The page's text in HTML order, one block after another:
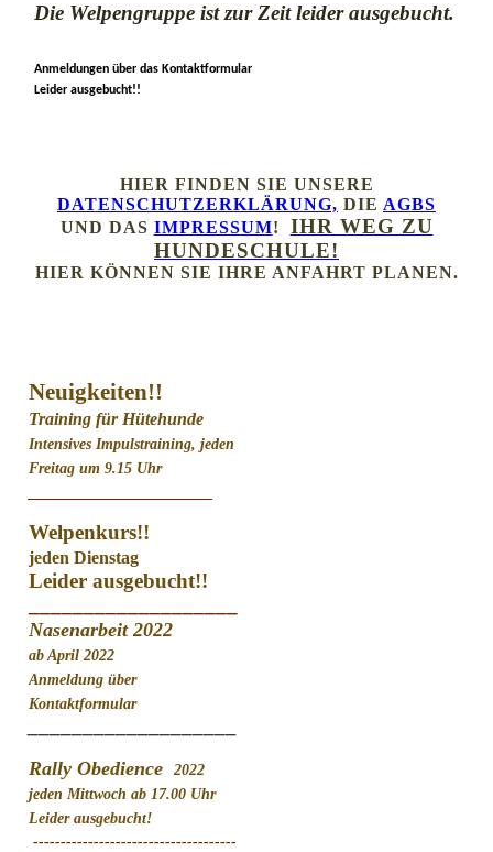
Die Welpengruppe ist zur Zeit leider ausgebucht.
Anmeldungen über das Kontaktformular
Leider ausgebucht!!
HIER FINDEN SIE UNSERE
DATENSCHUTZERKLÄRUNG, DIE AGBS
UND DAS IMPRESSUM! IHR WEG ZU
HUNDESCHULE!
HIER KÖNNEN SIE IHRE ANFAHRT PLANEN.
Neuigkeiten!!
Training für Hütehunde
Intensives Impulstraining, jeden
Freitag um 9.15 Uhr
Welpenkurs!!
jeden Dienstag
Leider ausgebucht!!
Nasenarbeit 2022
ab April 2022
Anmeldung über
Kontaktformular
Rally Obedience2022
jeden Mittwoch ab 17.00 Uhr
Leider ausgebucht!
-------------------------------------